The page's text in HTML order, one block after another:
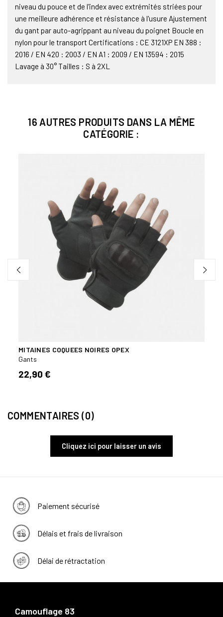
niveau du pouce et de l'index avec extrémités striées pour
une meilleure adhérence et résistance à l'usure Ajustement
du gant par auto-agrippant au niveau du poignet Boucle en
nylon pour le transport Certifications : CE 3121XP EN 388 :
2016 / EN 420 : 2003 / EN A1 : 2009 / EN 13594 : 2015
Lavage à 30° Tailles : S à 2XL
16 AUTRES PRODUITS DANS LA MÊME
CATÉGORIE :
MITAINES COQUEES NOIRES OPEX
Gants
22,90 €
COMMENTAIRES (0)
Cliquez ici pour laisser un avis
Paiement sécurisé
Délais et frais de livraison
Délai de rétractation
Camouflage 83